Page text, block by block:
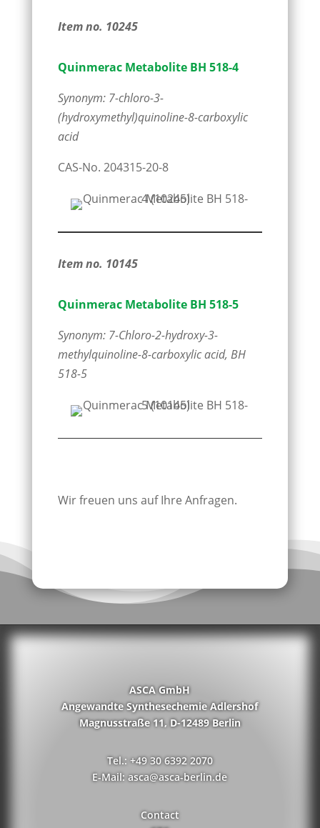
Item no. 10245
Quinmerac Metabolite BH 518-4
Synonym: 7-chloro-3-
(hydroxymethyl)quinoline-8-carboxylic
acid
CAS-No. 204315-20-8
Item no. 10145
Quinmerac Metabolite BH 518-5
Synonym: 7-Chloro-2-hydroxy-3-
methylquinoline-8-carboxylic acid, BH
518-5
Wir freuen uns auf Ihre Anfragen.
ASCA GmbH
Angewandte Synthesechemie Adlershof
Magnusstraße 11, D-12489 Berlin
Tel.: +49 30 6392 2070
E-Mail: asca@asca-berlin.de
Contact